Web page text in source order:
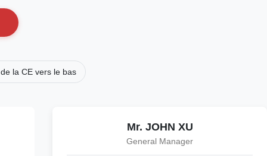
la CE vers le bas
Mr. JOHN XU
General Manager